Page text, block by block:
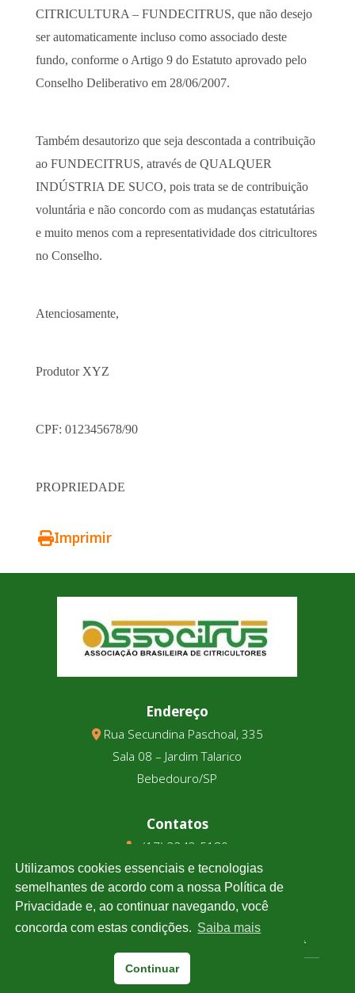
CITRICULTURA – FUNDECITRUS, que não desejo
ser automaticamente incluso como associadodeste
fundo, conforme oArtigo 9 do Estatuto aprovado pelo
Conselho Deliberativo em 28/06/2007.
Também desautorizo que seja descontada a contribuição
ao FUNDECITRUS, através de QUALQUER
INDÚSTRIA DE SUCO, pois trata se de contribuição
voluntária e não concordo com as mudanças estatutárias
e muito menos com a representatividade dos citricultores
no Conselho.
Atenciosamente,
Produtor XYZ
CPF: 012345678/90
PROPRIEDADE
Imprimir
Endereço
Rua Secundina Paschoal, 335
Sala 08 – Jardim Talarico
Bebedouro/SP
Contatos
(17) 3343-5180
(17) 99123-9831
Cotação
Clique e confira a cotação de todas as moedas.
Associtrus– Desenvolvido pela
Utilizamos cookies essenciais e tecnologias
semelhantes de acordo com a nossa Política de
Privacidade e, ao continuar navegando, você
concorda com estas condições. Saiba mais
Continuar